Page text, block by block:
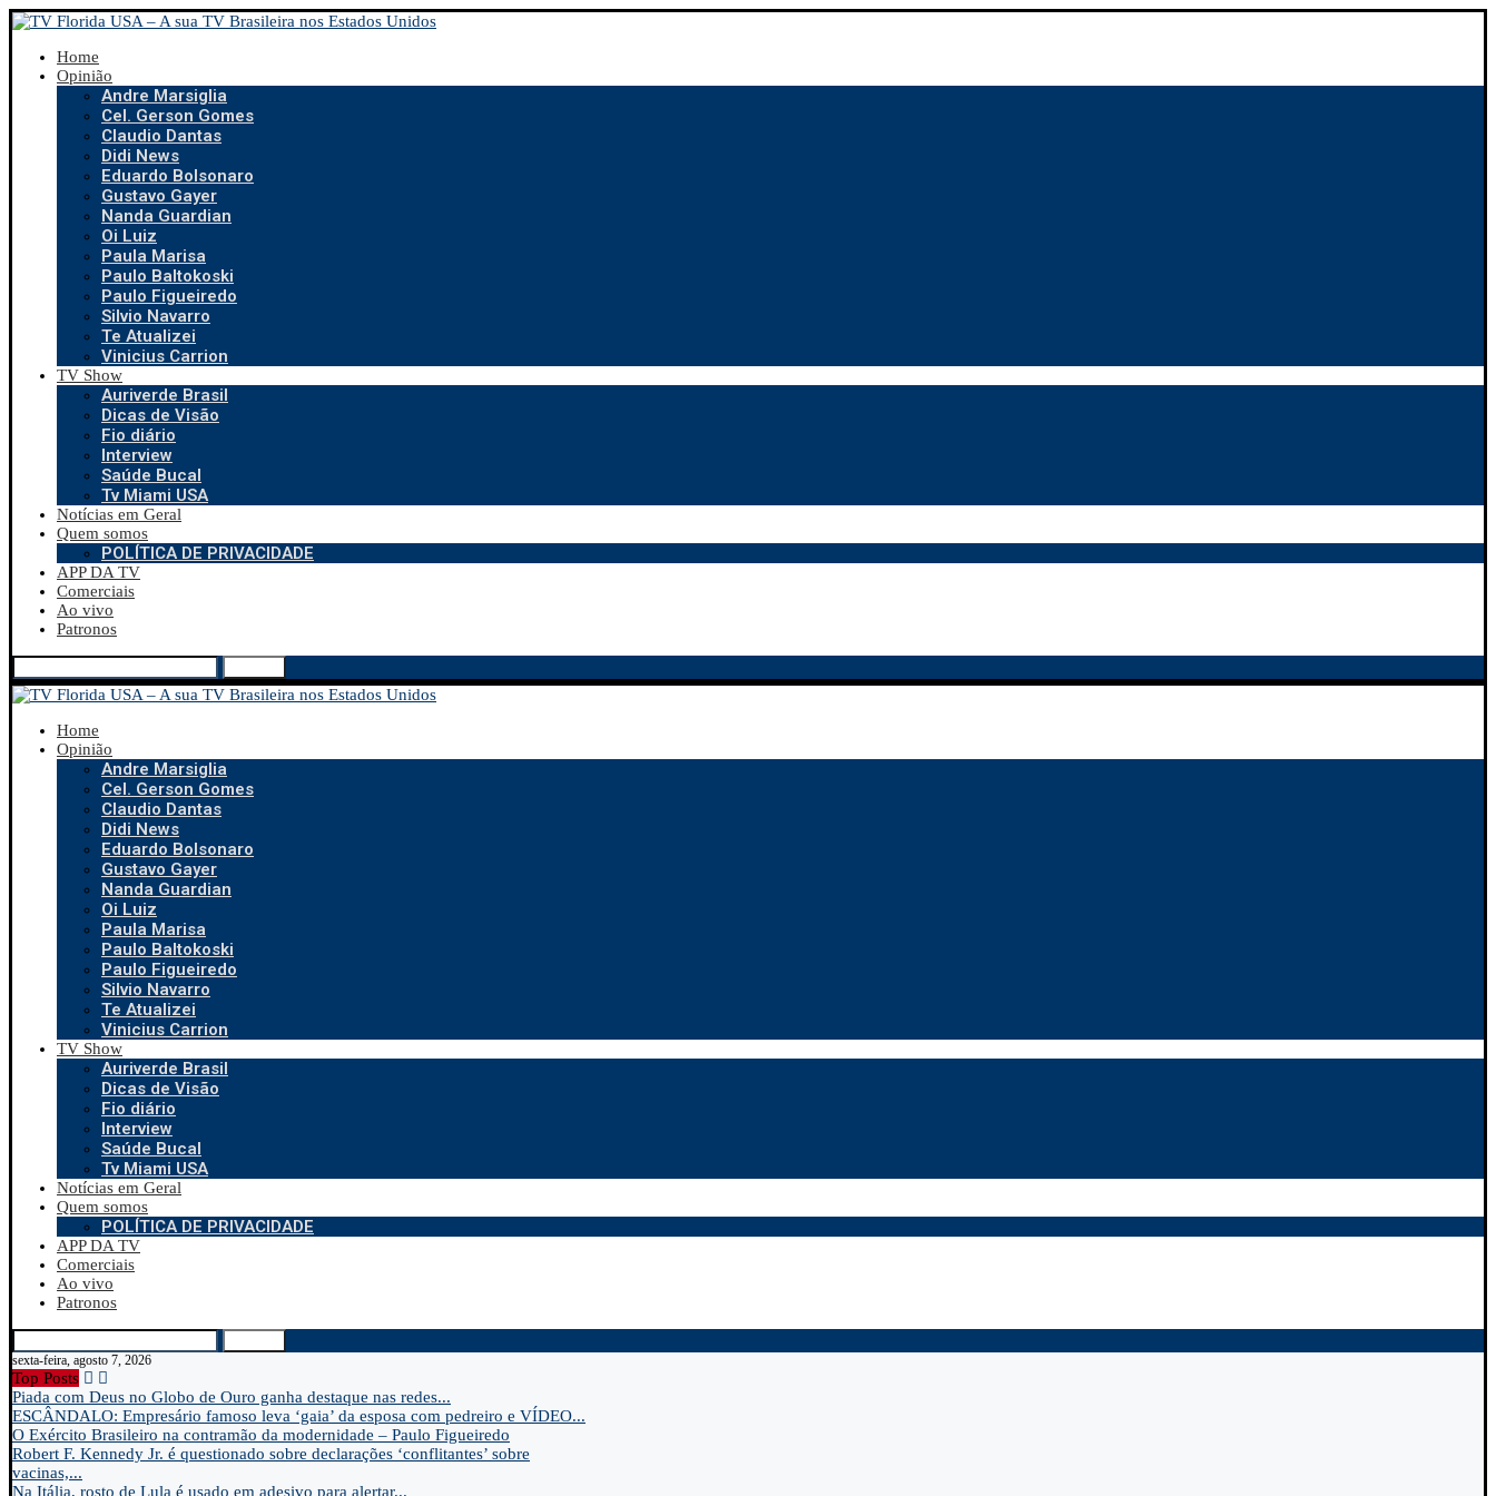
Home
Opinião
Andre Marsiglia
Cel. Gerson Gomes
Claudio Dantas
Didi News
Eduardo Bolsonaro
Gustavo Gayer
Nanda Guardian
Oi Luiz
Paula Marisa
Paulo Baltokoski
Paulo Figueiredo
Silvio Navarro
Te Atualizei
Vinicius Carrion
TV Show
Auriverde Brasil
Dicas de Visão
Fio diário
Interview
Saúde Bucal
Tv Miami USA
Notícias em Geral
Quem somos
POLÍTICA DE PRIVACIDADE
APP DA TV
Comerciais
Ao vivo
Patronos
Home
Opinião
Andre Marsiglia
Cel. Gerson Gomes
Claudio Dantas
Didi News
Eduardo Bolsonaro
Gustavo Gayer
Nanda Guardian
Oi Luiz
Paula Marisa
Paulo Baltokoski
Paulo Figueiredo
Silvio Navarro
Te Atualizei
Vinicius Carrion
TV Show
Auriverde Brasil
Dicas de Visão
Fio diário
Interview
Saúde Bucal
Tv Miami USA
Notícias em Geral
Quem somos
POLÍTICA DE PRIVACIDADE
APP DA TV
Comerciais
Ao vivo
Patronos
sexta-feira, agosto 7, 2026
Top Posts
Piada com Deus no Globo de Ouro ganha destaque nas redes...
ESCÂNDALO: Empresário famoso leva ‘gaia’ da esposa com pedreiro e VÍDEO...
O Exército Brasileiro na contramão da modernidade – Paulo Figueiredo
Robert F. Kennedy Jr. é questionado sobre declarações ‘conflitantes’ sobre
vacinas,...
Na Itália, rosto de Lula é usado em adesivo para alertar...